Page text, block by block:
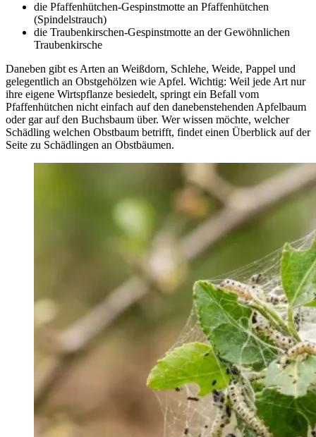
die Pfaffenhütchen-Gespinstmotte an Pfaffenhütchen
(Spindelstrauch)
die Traubenkirschen-Gespinstmotte an der Gewöhnlichen
Traubenkirsche
Daneben gibt es Arten an Weißdorn, Schlehe, Weide, Pappel und
gelegentlich an Obstgehölzen wie Apfel. Wichtig: Weil jede Art nur
ihre eigene Wirtspflanze besiedelt, springt ein Befall vom
Pfaffenhütchen nicht einfach auf den danebenstehenden Apfelbaum
oder gar auf den Buchsbaum über. Wer wissen möchte, welcher
Schädling welchen Obstbaum betrifft, findet einen Überblick auf der
Seite zu Schädlingen an Obstbäumen.